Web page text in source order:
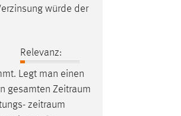
würde der
Relevanz:
Legt man einen
gesamten Zeitraum
zeitraum